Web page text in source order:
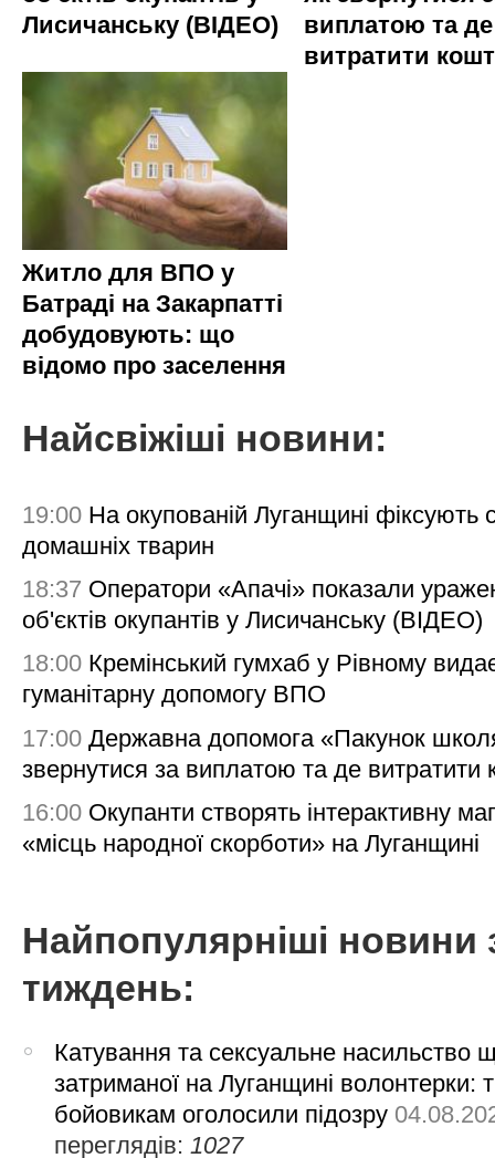
Лисичанську (ВІДЕО)
виплатою та де
витратити
Житло для ВПО у
Батраді на Закарпатті
добудовують: що
відомо про заселення
Найсвіжіші новини:
19:00 На окупованій Луганщині фіксують
домашніх тварин
18:37 Оператори «Апачі» показали
об'єктів окупантів у Лисичанську (ВІДЕО)
18:00 Кремінський гумхаб у Рівному
гуманітарну допомогу ВПО
17:00 Державна допомога «Пакунок
звернутися за виплатою та де витратити
16:00 Окупанти створять інтерактивну
«місць народної скорботи» на Луганщині
Найпопулярніші новини
тиждень:
Катування та сексуальне насильство
затриманої на Луганщині волонтерки:
бойовикам оголосили підозру
переглядів: 1027